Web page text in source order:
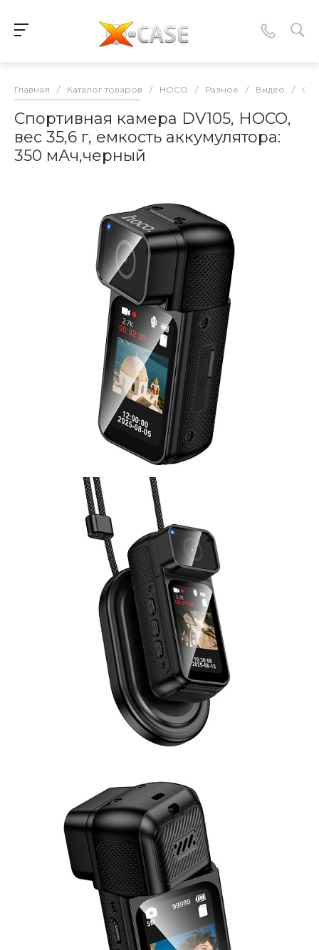
Главная / Каталог товаров / HOCO / Разное / Видео /
Спортивная камера DV105, НOCO,
вес 35,6 г, емкость аккумулятора:
350 мАч,черный